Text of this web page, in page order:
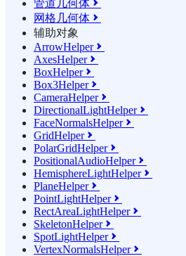
管道几何体 
网格几何体 
辅助对象
ArrowHelper
AxesHelper
BoxHelper
Box3Helper
CameraHelper
DirectionalLightHelper
FaceNormalsHelper
GridHelper
PolarGridHelper
PositionalAudioHelper
HemisphereLightHelper
PlaneHelper
PointLightHelper
RectAreaLightHelper
SkeletonHelper
SpotLightHelper
VertexNormalsHelper